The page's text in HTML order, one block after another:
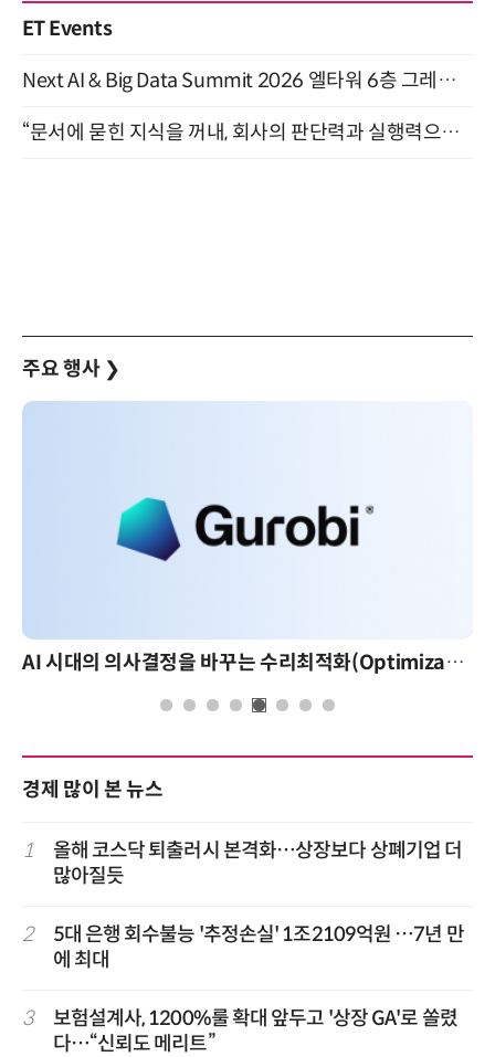
ET Events
Next AI & Big Data Summit 2026 엘타워 6층 그레이스홀 개최 (9/18)
“문서에 묻힌 지식을 꺼내, 회사의 판단력과 실행력으로 바꾸다” (8/20)
주요 행사 ❯
AI 시대의 의사결정을 바꾸는 수리최적화(Optimization): 실제 산업 적용 사례와 활용 전략
경제 많이 본 뉴스
1
올해 코스닥 퇴출러시 본격화…상장보다 상폐기업 더
많아질듯
2
5대 은행 회수불능 '추정손실' 1조2109억원 …7년 만
에 최대
3
보험설계사, 1200%룰 확대 앞두고 '상장 GA'로 쏠렸
다…“신뢰도 메리트”